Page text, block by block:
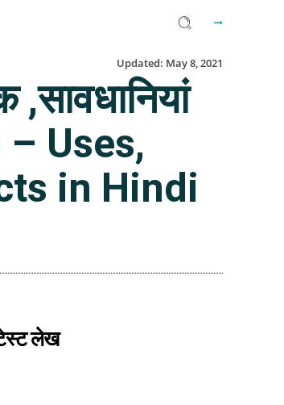
Updated: May 8, 2021
Uses,
in Hindi
लेख